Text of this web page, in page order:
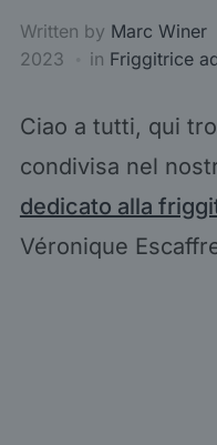
Written by Marc Winer
2023
in Friggitrice
Ciao a tutti, qui
condivisa nel
dedicato alla
Véronique